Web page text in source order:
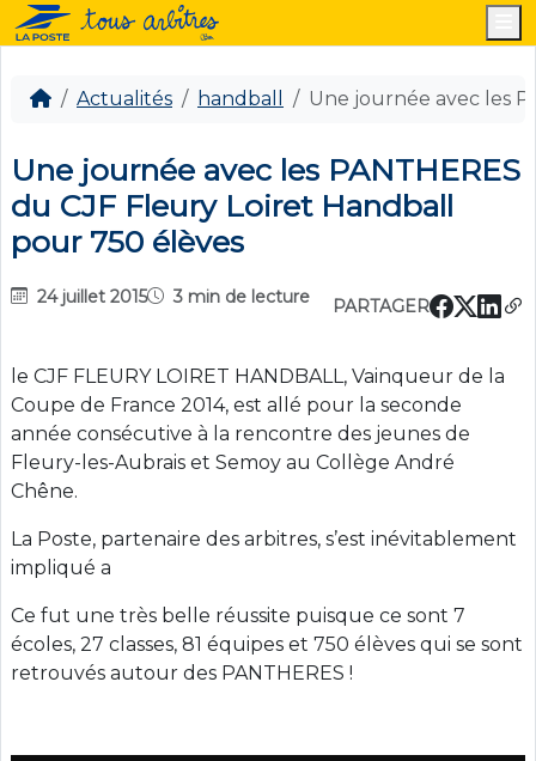
Actualités handball Une journée avec les
Une journée avec les PANTHERES
du CJF Fleury Loiret Handball
pour 750 élèves
24 juillet 2015 3 min de lecture PARTAGER
le CJF FLEURY LOIRET HANDBALL, Vainqueur de la
Coupe de France 2014, est allé pour la seconde
année consécutive à la rencontre des jeunes de
Fleury-les-Aubrais et Semoy au Collège André
Chêne.
La Poste, partenaire des arbitres, s’est inévitablement
impliqué a
Ce fut une très belle réussite puisque ce sont 7
écoles, 27 classes, 81 équipes et 750 élèves qui se sont
retrouvés autour des PANTHERES !